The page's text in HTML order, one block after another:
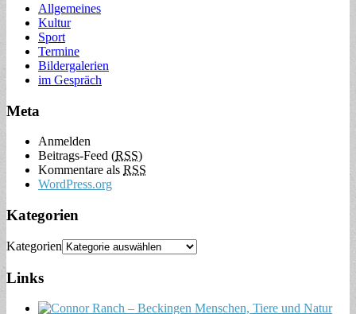
Allgemeines
Kultur
Sport
Termine
Bildergalerien
im Gespräch
Meta
Anmelden
Beitrags-Feed (RSS)
Kommentare als RSS
WordPress.org
Kategorien
Kategorien
Links